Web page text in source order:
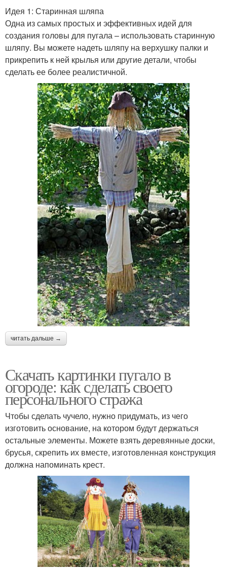
Идея 1: Старинная шляпа
Одна из самых простых и эффективных идей для
создания головы для пугала – использовать старинную
шляпу. Вы можете надеть шляпу на верхушку палки и
прикрепить к ней крылья или другие детали, чтобы
сделать ее более реалистичной.
читать дальше →
Скачать картинки пугало в
огороде: как сделать своего
персонального стража
Чтобы сделать чучело, нужно придумать, из чего
изготовить основание, на котором будут держаться
остальные элементы. Можете взять деревянные доски,
брусья, скрепить их вместе, изготовленная конструкция
должна напоминать крест.